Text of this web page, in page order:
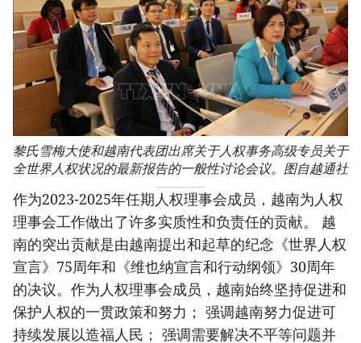
黎氏雪梅大使和越南代表团出席关于人权事务高级专员关于
全世界人权状况的最新报告的一般性讨论会议。图自越通社
作为2023-2025年任期人权理事会成员，越南为人权
理事会工作做出了许多实质性和负责任的贡献。 越
南的突出贡献是由越南提出和起草的纪念《世界人权
宣言》75周年和《维也纳宣言和行动纲领》30周年
的决议。作为人权理事会成员，越南始终坚持促进和
保护人权的一贯政策和努力； 强调越南努力促进可
持续发展以造福人民； 强调需要解决不平等问题并